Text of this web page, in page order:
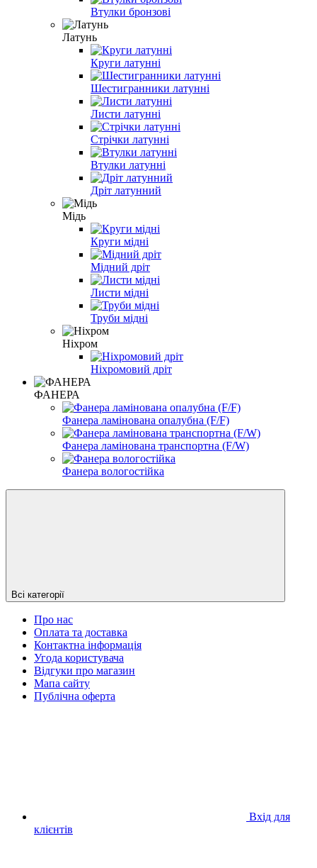
Втулки бронзові
Латунь
Круги латунні
Шестигранники латунні
Листи латунні
Стрічки латунні
Втулки латунні
Дріт латунний
Мідь
Круги мідні
Мідний дріт
Листи мідні
Труби мідні
Ніхром
Ніхромовий дріт
ФАНЕРА
Фанера ламінована опалубна (F/F)
Фанера ламінована транспортна (F/W)
Фанера вологостійка
Всі категорії
Про нас
Оплата та доставка
Контактна інформація
Угода користувача
Відгуки про магазин
Мапа сайту
Публічна оферта
Вхід для
клієнтів